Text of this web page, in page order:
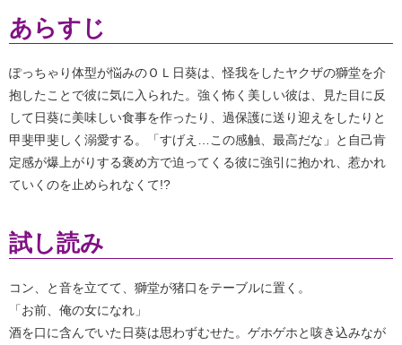
あらすじ
ぽっちゃり体型が悩みのＯＬ日葵は、怪我をしたヤクザの獅堂を介
抱したことで彼に気に入られた。強く怖く美しい彼は、見た目に反
して日葵に美味しい食事を作ったり、過保護に送り迎えをしたりと
甲斐甲斐しく溺愛する。「すげえ…この感触、最高だな」と自己肯
定感が爆上がりする褒め方で迫ってくる彼に強引に抱かれ、惹かれ
ていくのを止められなくて!?
試し読み
コン、と音を立てて、獅堂が猪口をテーブルに置く。
「お前、俺の女になれ」
酒を口に含んでいた日葵は思わずむせた。ゲホゲホと咳き込みなが